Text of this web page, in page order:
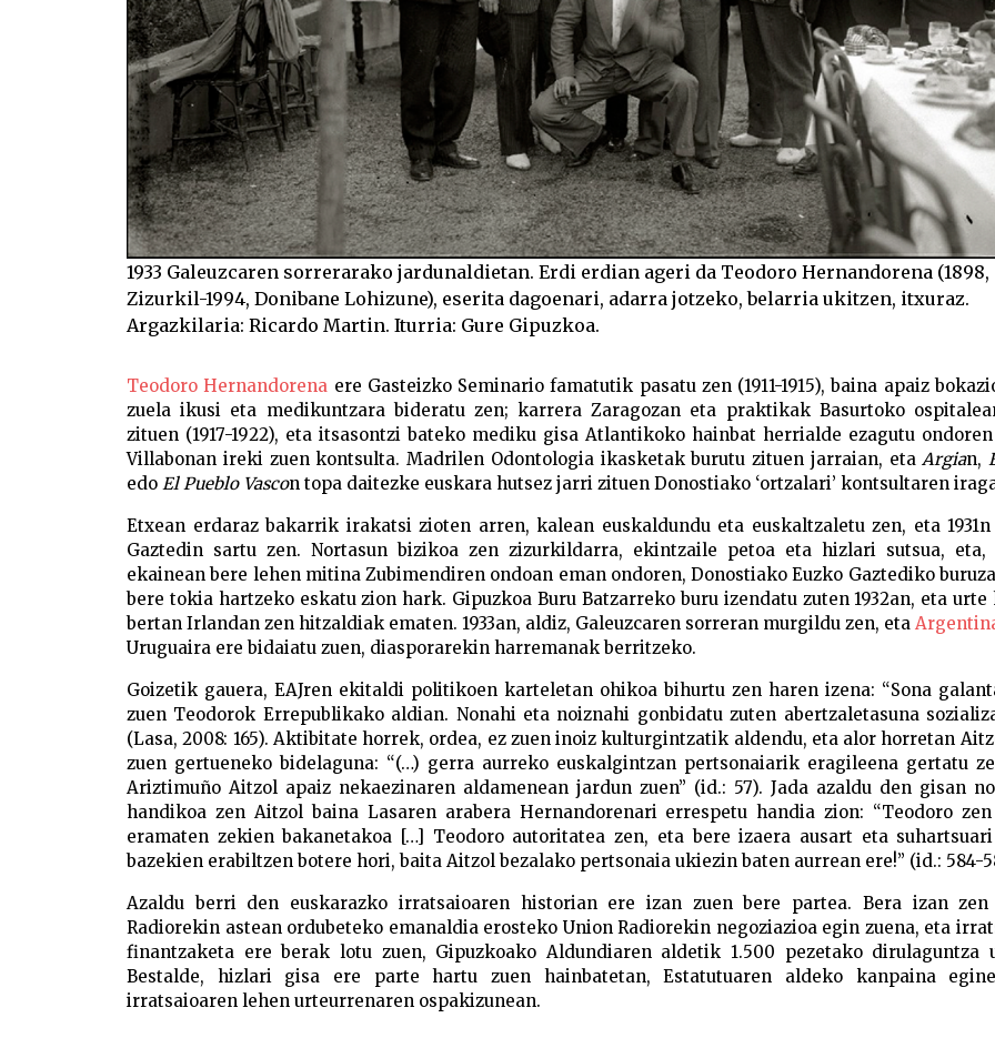
1933 Galeuzcaren sorrerarako jardunaldietan. Erdi erdian ageri da Teodoro Hernandorena (1898,
Zizurkil-1994, Donibane Lohizune), eserita dagoenari, adarra jotzeko, belarria ukitzen, itxuraz.
Argazkilaria: Ricardo Martin. Iturria: Gure Gipuzkoa.
Teodoro Hernandorena ere Gasteizko Seminario famatutik pasatu zen (1911-1915), baina apaiz
zuela ikusi eta medikuntzara bideratu zen; karrera Zaragozan eta praktikak Basurtoko
zituen (1917-1922), eta itsasontzi bateko mediku gisa Atlantikoko hainbat herrialde ezagutu ondoren
Villabonan ireki zuen kontsulta. Madrilen Odontologia ikasketak burutu zituen jarraian, etaArgian,
edo El Pueblo Vascon topa daitezke euskara hutsez jarri zituen Donostiako ‘ortzalari’ kontsultaren
Etxean erdaraz bakarrik irakatsi zioten arren, kalean euskaldundu eta euskaltzaletu zen, eta 1931n
Gaztedin sartu zen. Nortasun bizikoa zen zizurkildarra, ekintzaile petoa eta hizlari sutsua, eta,
ekainean bere lehen mitina Zubimendiren ondoan eman ondoren, Donostiako Euzko Gaztediko
bere tokia hartzeko eskatu zion hark. Gipuzkoa Buru Batzarreko buru izendatu zuten 1932an, eta urte
bertan Irlandan zen hitzaldiak ematen. 1933an, aldiz, Galeuzcaren sorreran murgildu zen, eta
Uruguaira ere bidaiatu zuen, diasporarekin harremanak berritzeko.
Goizetik gauera, EAJren ekitaldi politikoen karteletan ohikoa bihurtu zen haren izena: “Sona
zuen Teodorok Errepublikako aldian. Nonahi eta noiznahi gonbidatu zuten abertzaletasuna
(Lasa, 2008: 165). Aktibitate horrek, ordea, ez zuen inoiz kulturgintzatik aldendu, eta alor horretan
zuen gertueneko bidelaguna: “(…) gerra aurreko euskalgintzan pertsonaiarik eragileena gertatu
Ariztimuño Aitzol apaiz nekaezinaren aldamenean jardun zuen” (id.: 57). Jada azaldu den gisan
handikoa zen Aitzol baina Lasaren arabera Hernandorenari errespetu handia zion: “Teodoro
eramaten zekien bakanetakoa […] Teodoro autoritatea zen, eta bere izaera ausart eta
bazekien erabiltzen botere hori, baita Aitzol bezalako pertsonaia ukiezin baten aurrean ere!” (id.: 584-
Azaldu berri den euskarazko irratsaioaren historian ere izan zuen bere partea. Bera izan zen
Radiorekin astean ordubeteko emanaldia erosteko Union Radiorekin negoziazioa egin zuena, eta
finantzaketa ere berak lotu zuen, Gipuzkoako Aldundiaren aldetik 1.500 pezetako dirulaguntza
Bestalde, hizlari gisa ere parte hartu zuen hainbatetan, Estatutuaren aldeko kanpaina
irratsaioaren lehen urteurrenaren ospakizunean.